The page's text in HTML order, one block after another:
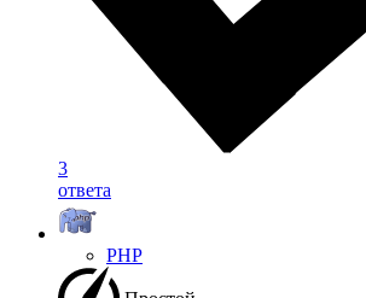
3
ответа
PHP